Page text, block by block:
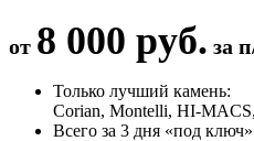
от 8 000 руб. за
Только лучший камень:
Corian, Montelli, HI-
Всего за 3 дня «под ключ»